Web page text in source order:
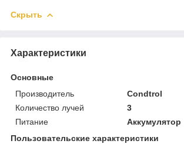
Скрыть
Характеристики
Основные
Производитель
Condtrol
Количество лучей
3
Питание
Аккумулятор
Пользовательские характеристики